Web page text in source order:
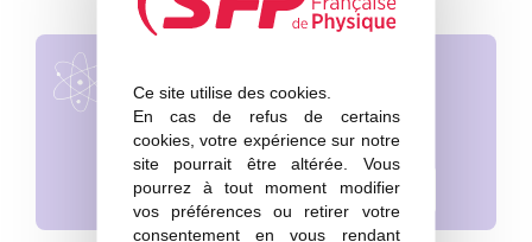
Ce site utilise des cookies.
En cas de refus de certains
cookies, votre expérience sur notre
site pourrait être altérée. Vous
pourrez à tout moment modifier
vos préférences ou retirer votre
consentement en vous rendant
Date limite: 1
mars 2026
Soumettre une proposition